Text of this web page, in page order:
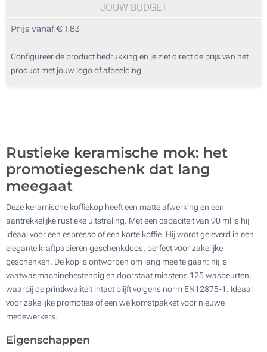
4 Kleuren (Rondom)
50
250
JOUW BUDGET
Prijs vanaf:€ 1,83
Configureer de product bedrukking en je ziet direct de prijs van het
product met jouw logo of afbeelding
Rustieke keramische mok: het
promotiegeschenk dat lang
meegaat
Deze keramische koffiekop heeft een matte afwerking en een
aantrekkelijke rustieke uitstraling. Met een capaciteit van 90 ml is hij
ideaal voor een espresso of een korte koffie. Hij wordt geleverd in een
elegante kraftpapieren geschenkdoos, perfect voor zakelijke
geschenken. De kop is ontworpen om lang mee te gaan: hij is
vaatwasmachinebestendig en doorstaat minstens 125 wasbeurten,
waarbij de printkwaliteit intact blijft volgens norm EN12875-1. Ideaal
voor zakelijke promoties of een welkomstpakket voor nieuwe
medewerkers.
Eigenschappen